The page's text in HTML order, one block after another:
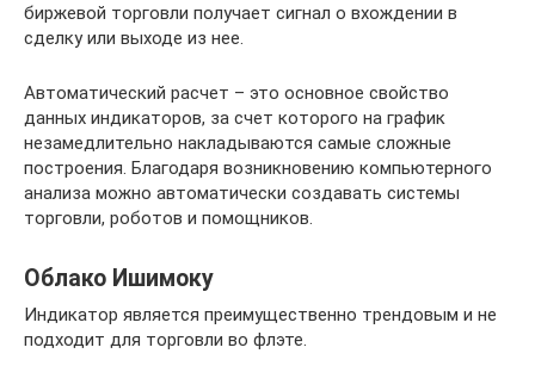
биржевой торговли получает сигнал о вхождении в
сделку или выходе из нее.
Автоматический расчет – это основное свойство
данных индикаторов, за счет которого на график
незамедлительно накладываются самые сложные
построения. Благодаря возникновению компьютерного
анализа можно автоматически создавать системы
торговли, роботов и помощников.
Облако Ишимоку
Индикатор является преимущественно трендовым и не
подходит для торговли во флэте.